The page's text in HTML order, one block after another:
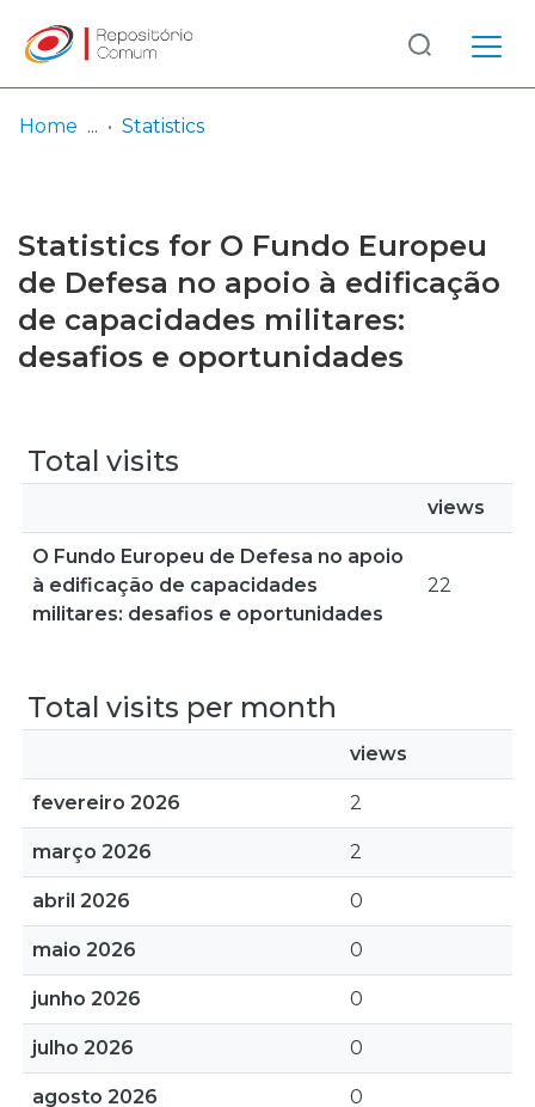
Browse repository
Entities
Log
In
(current)
Home Statistics
Statistics for O Fundo Europeu
de Defesa no apoio à edificação
de capacidades militares:
desafios e oportunidades
Total visits
views
O Fundo Europeu de Defesa no apoio
à edificação de capacidades
militares: desafios e oportunidades
22
Total visits per month
views
fevereiro 2026 2
março 2026 2
abril 2026 0
maio 2026 0
junho 2026 0
julho 2026 0
agosto 2026 0